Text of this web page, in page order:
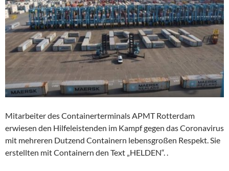
Mitarbeiter des Containerterminals APMT Rotterdam
erwiesen den Hilfeleistenden im Kampf gegen das Coronavirus
mit mehreren Dutzend Containern lebensgroßen Respekt. Sie
erstellten mit Containern den Text „HELDEN“. .